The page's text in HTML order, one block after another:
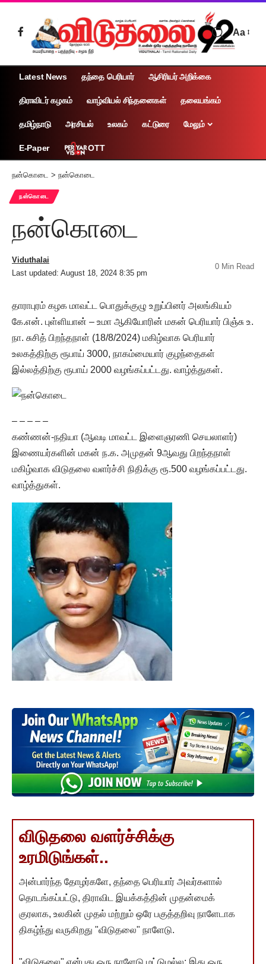
Aa
Latest News தந்தை பெரியார் ஆசிரியர் அறிக்கை
திராவிடர் கழகம் வாழ்வியல் சிந்தனைகள் தலையங்கம்
தமிழ்நாடு அரசியல் உலகம் கட்டுரை மேலும்
E-Paper OTT
நன்கொடை > நன்கொடை
நன்கொடை
நன்கொடை
Last updated: August 18, 2024 8:35 pm
Viduthalai
0 Min Read
தாராபுரம் கழக மாவட்ட பொதுக்குழு உறுப்பினர் அலங்கியம்
கே.என். புள்ளியான் – உமா ஆகியோரின் மகன் பெரியார் பிஞ்சு உ.
நா. சுசித் பிறந்தநாள் (18/8/2024) மகிழ்வாக பெரியார்
உலகத்திற்கு ரூபாய் 3000, நாகம்மையார் குழந்தைகள்
இல்லத்திற்கு ரூபாய் 2000 வழங்கப்பட்டது. வாழ்த்துகள்.
– – – – –
கண்ணன்-நதியா (ஆவடி மாவட்ட இளைஞரணி செயலாளர்)
இணையர்களின் மகன் ந.க. அமுதன் 9ஆவது பிறந்தநாள்
மகிழ்வாக விடுதலை வளர்ச்சி நிதிக்கு ரூ.500 வழங்கப்பட்டது.
வாழ்த்துகள்.
விடுதலை வளர்ச்சிக்கு
உரமிடுங்கள்..
அன்பார்ந்த தோழர்களே, தந்தை பெரியார் அவர்களால்
தொடங்கப்பட்டு, திராவிட இயக்கத்தின் முதன்மைக்
குரலாக, உலகின் முதல் மற்றும் ஒரே பகுத்தறிவு நாளேடாக
திகழ்ந்து வருகிறது "விடுதலை" நாளேடு.
"விடுதலை" என்பது ஒரு நாளேடு மட்டுமல்ல; இது ஒரு